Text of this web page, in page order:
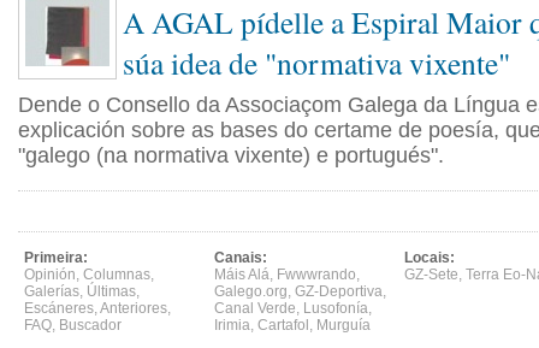
A AGAL pídelle a Espiral Maior
súa idea de "normativa vixente"
Dende o Consello da Associaçom Galega da Língua
explicación sobre as bases do certame de poesía,
"galego (na normativa vixente) e portugués".
Primeira:
Opinión, Columnas,
Galerías, Últimas,
Escáneres,Anteriores,
FAQ, Buscador
Canais:
Máis Alá, Fwwwrando,
Galego.org, GZ-Deportiva,
Canal Verde, Lusofonía,
Irimia, Cartafol , Murguía
Locais:
GZ-Sete, Terra Eo-